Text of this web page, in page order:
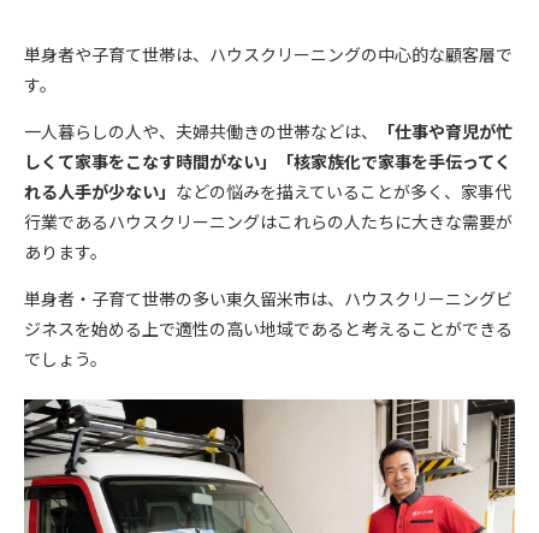
単身者や子育て世帯は、ハウスクリーニングの中心的な顧客層で
す。
一人暮らしの人や、夫婦共働きの世帯などは、
「仕事や育児が忙
しくて家事をこなす時間がない」「核家族化で家事を手伝ってく
れる人手が少ない」 などの悩みを描えていることが多く、家事代
行業であるハウスクリーニングはこれらの人たちに大きな需要が
あります。
単身者・子育て世帯の多い東久留米市は、ハウスクリーニングビ
ジネスを始める上で適性の高い地域であると考えることができる
でしょう。